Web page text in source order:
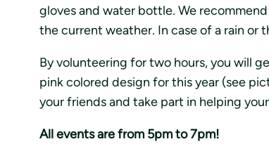
gloves and water bottle. We
the current weather. In case of a rain or
By volunteering for two hours, you will
pink colored design for this year (see
your friends and take part in helping
All events are from 5pm to 7pm!